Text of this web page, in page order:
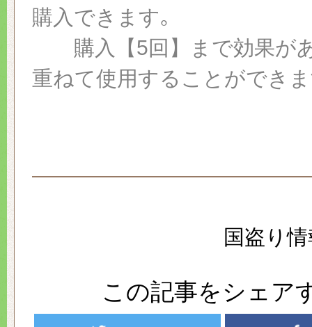
購入できます｡
購入【5回】まで効果が
重ねて使用することができ
国盗り
この記事をシェア